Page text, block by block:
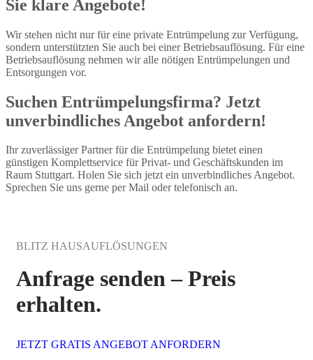
Sie klare Angebote!
Wir stehen nicht nur für eine private Entrümpelung zur Verfügung,
sondern unterstützten Sie auch bei einer Betriebsauflösung. Für eine
Betriebsauflösung nehmen wir alle nötigen Entrümpelungen und
Entsorgungen vor.
Suchen Entrümpelungsfirma? Jetzt
unverbindliches Angebot anfordern!
Ihr zuverlässiger Partner für die Entrümpelung bietet einen
günstigen Komplettservice für Privat- und Geschäftskunden im
Raum Stuttgart. Holen Sie sich jetzt ein unverbindliches Angebot.
Sprechen Sie uns gerne per Mail oder telefonisch an.
BLITZ HAUSAUFLÖSUNGEN
Anfrage senden – Preis
erhalten.
JETZT GRATIS ANGEBOT ANFORDERN